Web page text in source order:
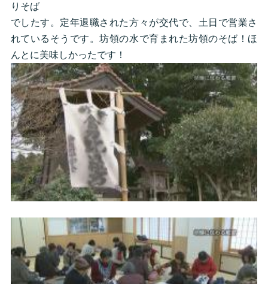
りそば
でしたす。定年退職された方々が交代で、土日で営業さ
れているそうです。坊領の水で育まれた坊領のそば！ほ
んとに美味しかったです！